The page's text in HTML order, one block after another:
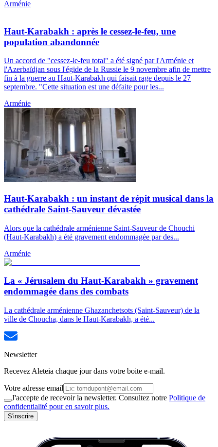
Arménie
Haut-Karabakh : après le cessez-le-feu, une
population abandonnée
Un accord de "cessez-le-feu total" a été signé par l'Arménie et
l'Azerbaïdjan sous l'égide de la Russie le 9 novembre afin de mettre
fin à la guerre au Haut-Karabakh qui faisait rage depuis le 27
septembre. "Cette situation est une défaite pour les...
Arménie
Haut-Karabakh : un instant de répit musical dans la
cathédrale Saint-Sauveur dévastée
Alors que la cathédrale arménienne Saint-Sauveur de Chouchi
(Haut-Karabakh) a été gravement endommagée par des...
Arménie
La « Jérusalem du Haut-Karabakh » gravement
endommagée dans des combats
La cathédrale arménienne Ghazanchetsots (Saint-Sauveur) de la
ville de Choucha, dans le Haut-Karabakh, a été...
Newsletter
Recevez Aleteia chaque jour dans votre boite e-mail.
Votre adresse email
J'accepte de recevoir la newsletter. Consultez notre Politique de
confidentialité pour en savoir plus.
S'inscrire